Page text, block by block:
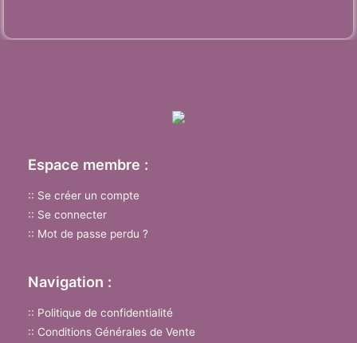
Espace membre :
:: Se créer un compte
:: Se connecter
:: Mot de passe perdu ?
Navigation :
:: Politique de confidentialité
:: Conditions Générales de Vente